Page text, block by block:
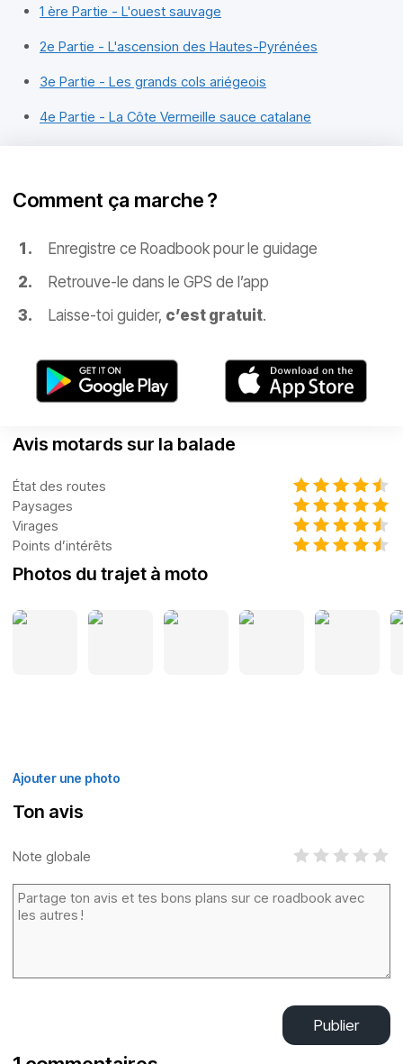
1 ère Partie - L'ouest sauvage
2e Partie - L'ascension des Hautes-Pyrénées
3e Partie - Les grands cols ariégeois
4e Partie - La Côte Vermeille sauce catalane
Comment ça marche ?
Enregistre ce Roadbook pour le guidage
Retrouve-le dans le GPS de l’app
Laisse-toi guider, c’est gratuit.
Avis motards sur la balade
État des routes
Paysages
Virages
Points d’intérêts
Photos du trajet à moto
Ajouter une photo
Ton avis
Note globale
Publier